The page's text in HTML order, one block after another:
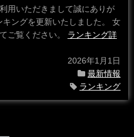
用いただきまして誠にありが
ングを更新いたしました。 女
ご覧ください。 ランキング詳
2026年1月1日
最新情報
ランキング